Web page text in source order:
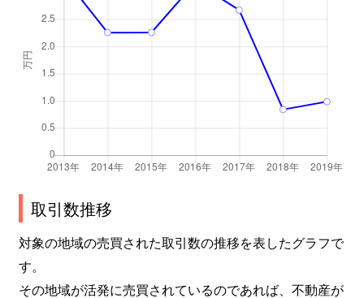
取引数推移
対象の地域の売買された取引数の推移を表したグラフで
す。
その地域が活発に売買されているのであれば、不動産が